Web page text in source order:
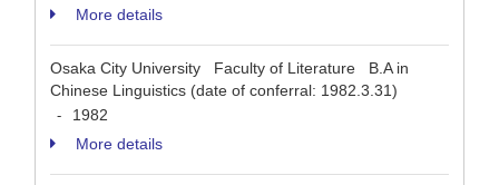
More details
Osaka City University Faculty of Literature B.A in
Chinese Linguistics (date of conferral: 1982.3.31)
-
1982
More details